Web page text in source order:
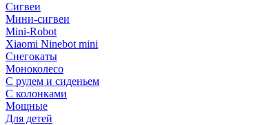
Сигвеи
Мини-сигвеи
Mini-Robot
Xiaomi Ninebot mini
Снегокаты
Моноколесо
С рулем и сиденьем
С колонками
Мощные
Для детей